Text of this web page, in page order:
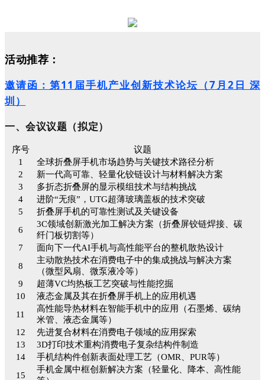
活动推荐：
邀请函：第11届手机产业创新技术论坛（7月2日 深
圳）
一、会议议题（拟定）
序号
议题
1
全球折叠屏手机市场趋势与关键技术路径分析
2
新一代高可靠、轻量化铰链设计与材料解决方案
3
多折态折叠屏的显示模组技术与结构挑战
4
进阶“无痕”，UTG超薄玻璃盖板的技术突破
5
折叠屏手机的可靠性测试及关键设备
6
3C领域创新激光加工解决方案（折叠屏铰链焊接、碳
纤门板切割等）
7
面向下一代AI手机与高性能平台的整机散热设计
8
主动散热技术在消费电子中的集成挑战与解决方案
（微型风扇、微泵液冷等）
9
超薄VC均热板工艺突破与性能挖掘
10
液态金属及其在折叠屏手机上的应用机遇
11
高性能导热材料在智能手机中的应用（石墨烯、碳纳
米管、液态金属等）
12
先进复合材料在消费电子领域的应用探索
13
3D打印技术重构消费电子复杂结构件制造
14
手机结构件创新表面处理工艺（OMR、PUR等）
15
手机金属中框创新解决方案（轻量化、降本、高性能